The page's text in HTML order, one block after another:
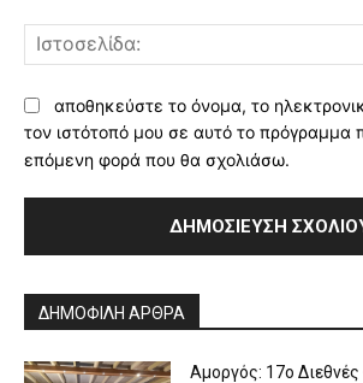
αποθηκεύστε το όνομα, το
τον ιστότοπό μου σε αυτό το πρόγραμμα
επόμενη φορά που θα σχολιάσω.
ΔΗΜΟΦΙΛΗ ΑΡΘΡΑ
Αμοργός: 17ο